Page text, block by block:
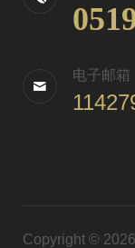
电子邮箱
Copyright ©